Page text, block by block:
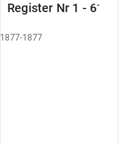
Register Nr 1 - 61
1877-1877